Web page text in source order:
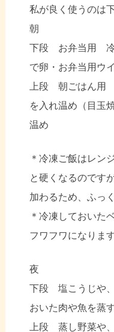
私が良く使うのは
朝
下段 お弁当用 冷
で卵・お弁当用ウ
上段 朝ごはん用
を入れ温め（目玉
温め
＊冷凍ご飯はレン
と硬くなるのです
加わるため、ふっ
＊冷凍しておいた
フワフワになります
夜
下段 塩こうじや
おいた肉や魚を蒸
上段 蒸し野菜や